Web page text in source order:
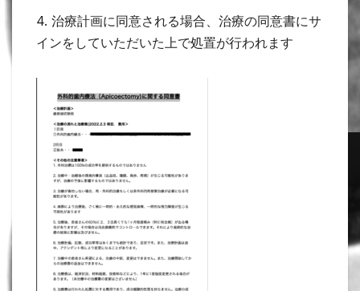
4. 治療計画に同意される場合、治療の同意書にサ
インをしていただいた上で処置が行われます